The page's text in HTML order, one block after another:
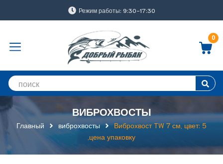
Режим работы: 9:30-17:30
0
ВИБРОХВОСТЫ
Главный виброхвосты
Виброхвост TW 7 см, цвет: 5
,цена упаковку